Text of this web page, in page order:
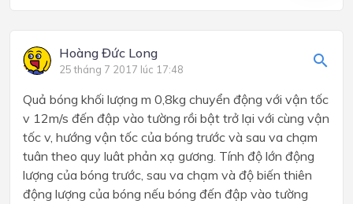
Hoàng Đức Long
25 tháng 7 2017 lúc 17:48
Quả bóng khối lượng m 0,8kg chuyển động với vận tốc
v 12m/s đến đập vào tường rồi bật trở lại với cùng vận
tốc v, hướng vận tốc của bóng trước và sau va chạm
tuân theo quy luât phản xạ gương. Tính độ lớn động
lượng của bóng trước, sau va chạm và độ biến thiên
động lượng của bóng nếu bóng đến đập vào tường